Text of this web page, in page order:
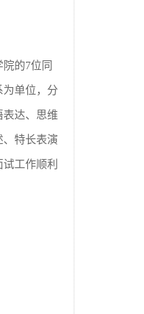
院的7位同
单位，分
达、思维
特长表演
工作顺利